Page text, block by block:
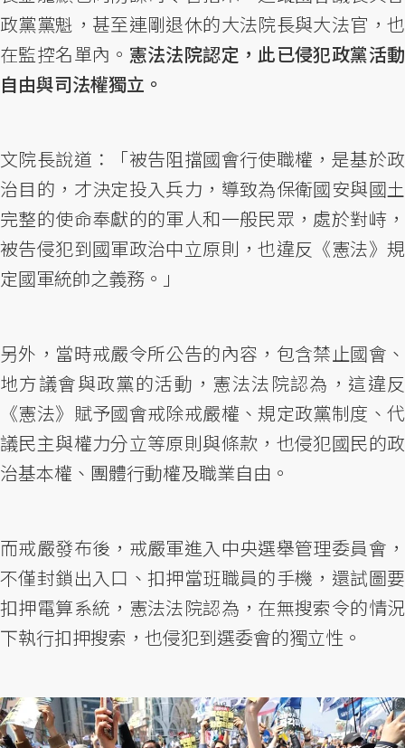
政黨黨魁，甚至連剛退休的大法院長與大法官，也
在監控名單內。 憲法法院認定，此已侵犯政黨活動
自由與司法權獨立。
文院長說道：「被告阻擋國會行使職權，是基於政
治目的，才決定投入兵力，導致為保衛國安與國土
完整的使命奉獻的的軍人和一般民眾，處於對峙，
被告侵犯到國軍政治中立原則，也違反《憲法》規
定國軍統帥之義務。」
另外，當時戒嚴令所公告的內容，包含禁止國會、
地方議會與政黨的活動，憲法法院認為，這違反
《憲法》賦予國會戒除戒嚴權、規定政黨制度、代
議民主與權力分立等原則與條款，也侵犯國民的政
治基本權、團體行動權及職業自由。
而戒嚴發布後，戒嚴軍進入中央選舉管理委員會，
不僅封鎖出入口、扣押當班職員的手機，還試圖要
扣押電算系統，憲法法院認為，在無搜索令的情況
下執行扣押搜索，也侵犯到選委會的獨立性。